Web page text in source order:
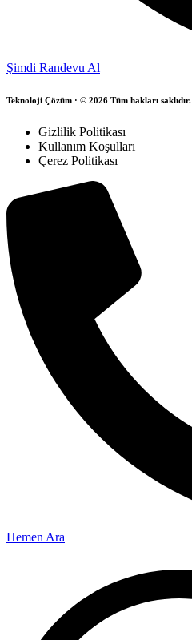
Şimdi Randevu Al
Teknoloji Çözüm · © 2026 Tüm hakları saklıdır.
Gizlilik Politikası
Kullanım Koşulları
Çerez Politikası
Hemen Ara